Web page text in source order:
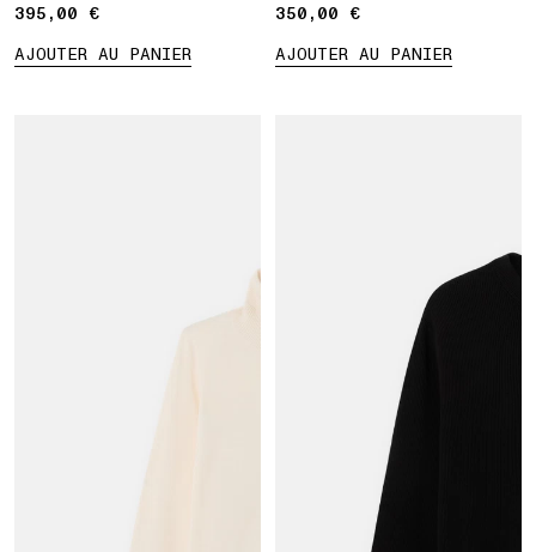
395,00 €
395,00 €
AJOUTER AU PANIER
350,00 €
350,00 €
AJOUTER AU PANIER